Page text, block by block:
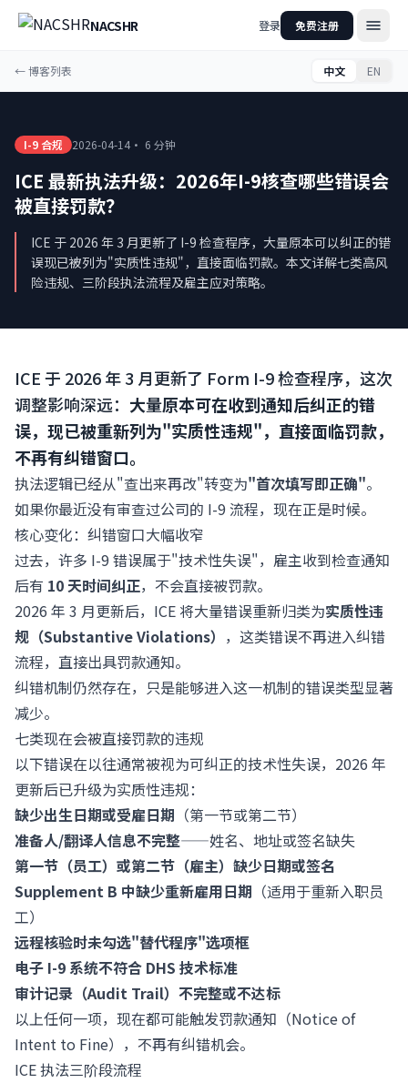
NACSHR 登录 免费注册
←博客列表 中文 EN
I-9 合规 2026-04-14 · 6 分钟
ICE 最新执法升级：2026年I-9核查哪些错误会
被直接罚款？
ICE 于 2026 年 3 月更新了 I-9 检查程序，大量原本可以纠正的错
误现已被列为"实质性违规"，直接面临罚款。本文详解七类高风
险违规、三阶段执法流程及雇主应对策略。
ICE 于 2026 年 3 月更新了 Form I-9 检查程序，这次
调整影响深远： 大量原本可在收到通知后纠正的错
误，现已被重新列为"实质性违规"，直接面临罚款，
不再有纠错窗口。
执法逻辑已经从"查出来再改"转变为"首次填写即正确"。
如果你最近没有审查过公司的 I-9 流程，现在正是时候。
核心变化：纠错窗口大幅收窄
过去，许多 I-9 错误属于"技术性失误"，雇主收到检查通知
后有 10 天时间纠正，不会直接被罚款。
2026 年 3 月更新后，ICE 将大量错误重新归类为实质性违
规（Substantive Violations） ，这类错误不再进入纠错
流程，直接出具罚款通知。
纠错机制仍然存在，只是能够进入这一机制的错误类型显著
减少。
七类现在会被直接罚款的违规
以下错误在以往通常被视为可纠正的技术性失误，2026 年
更新后已升级为实质性违规：
缺少出生日期或受雇日期 （第一节或第二节）
准备人/翻译人信息不完整——姓名、地址或签名缺失
第一节（员工）或第二节（雇主）缺少日期或签名
Supplement B 中缺少重新雇用日期 （适用于重新入职员
工）
远程核验时未勾选"替代程序"选项框
电子 I-9 系统不符合 DHS 技术标准
审计记录（Audit Trail）不完整或不达标
以上任何一项，现在都可能触发罚款通知（Notice of
Intent to Fine），不再有纠错机会。
ICE 执法三阶段流程